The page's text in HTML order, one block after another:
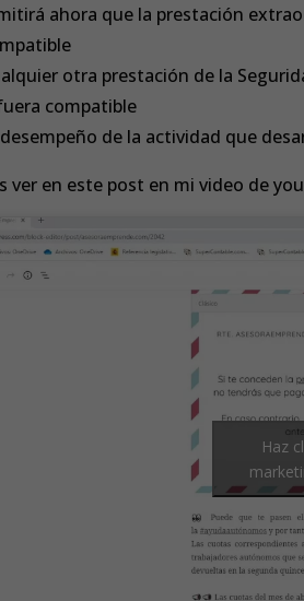
ahora que la prestación
otra prestación de la
compatible
de la actividad que
ver en este post en mi video de
Haz